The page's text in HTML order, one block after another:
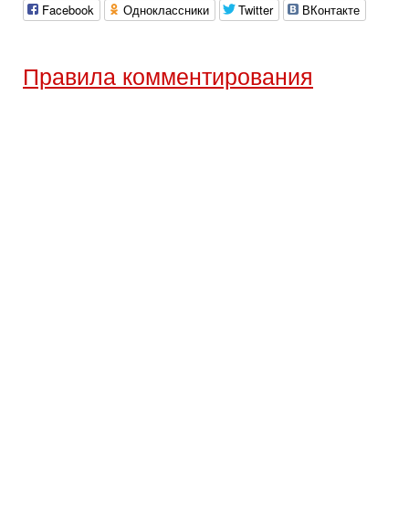
Facebook Одноклассники Twitter ВКонтакте
Правила комментирования